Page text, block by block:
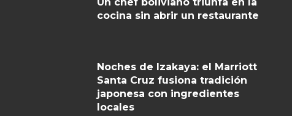
cocina sin abrir un restaurante
Noches de Izakaya: el Marriott
Santa Cruz fusiona tradición
japonesa con ingredientes
locales